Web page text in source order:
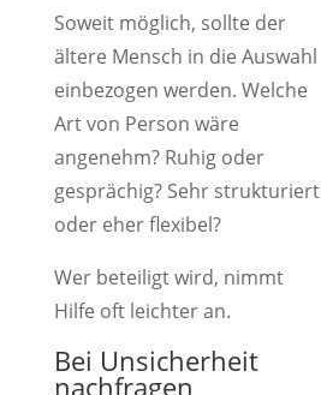
Soweit möglich, sollte der
ältere Mensch in die Auswahl
einbezogen werden. Welche
Art von Person wäre
angenehm? Ruhig oder
gesprächig? Sehr strukturiert
oder eher flexibel?
Wer beteiligt wird, nimmt
Hilfe oft leichter an.
Bei Unsicherheit
nachfragen